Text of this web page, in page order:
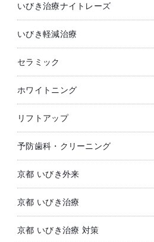
いびき治療ナイトレーズ
いびき軽減治療
セラミック
ホワイトニング
リフトアップ
予防歯科・クリーニング
京都 いびき外来
京都 いびき治療
京都 いびき治療 対策